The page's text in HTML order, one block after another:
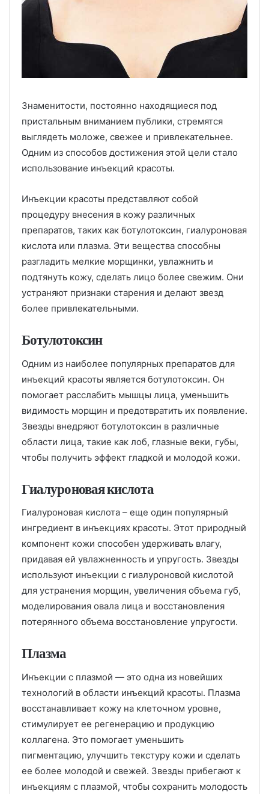
Знаменитости, постоянно находящиеся под
пристальным вниманием публики, стремятся
выглядеть моложе, свежее и привлекательнее.
Одним из способов достижения этой цели стало
использование инъекций красоты.
Инъекции красоты представляют собой
процедуру внесения в кожу различных
препаратов, таких как ботулотоксин, гиалуроновая
кислота или плазма. Эти вещества способны
разгладить мелкие морщинки, увлажнить и
подтянуть кожу, сделать лицо более свежим. Они
устраняют признаки старения и делают звезд
более привлекательными.
Ботулотоксин
Одним из наиболее популярных препаратов для
инъекций красоты является ботулотоксин. Он
помогает расслабить мышцы лица, уменьшить
видимость морщин и предотвратить их появление.
Звезды внедряют ботулотоксин в различные
области лица, такие как лоб, глазные веки, губы,
чтобы получить эффект гладкой и молодой кожи.
Гиалуроновая кислота
Гиалуроновая кислота – еще один популярный
ингредиент в инъекциях красоты. Этот природный
компонент кожи способен удерживать влагу,
придавая ей увлажненность и упругость. Звезды
используют инъекции с гиалуроновой кислотой
для устранения морщин, увеличения объема губ,
моделирования овала лица и восстановления
потерянного объема восстановление упругости.
Плазма
Инъекции с плазмой — это одна из новейших
технологий в области инъекций красоты. Плазма
восстанавливает кожу на клеточном уровне,
стимулирует ее регенерацию и продукцию
коллагена. Это помогает уменьшить
пигментацию, улучшить текстуру кожи и сделать
ее более молодой и свежей. Звезды прибегают к
инъекциям с плазмой, чтобы сохранить молодость